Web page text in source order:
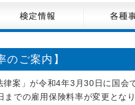
のご案内】
律案」が令和4年3月30日に国会
での雇用保険料率が変更となり